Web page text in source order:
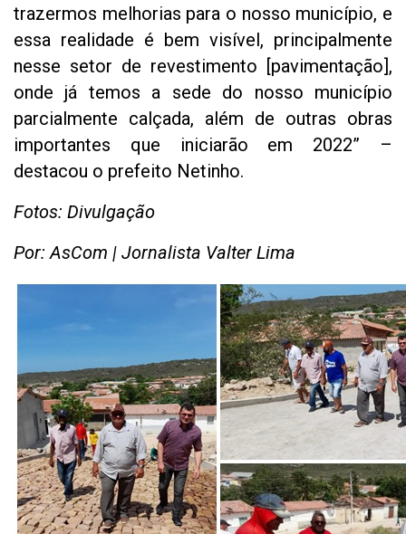
trazermos melhorias para o nosso município, e
essa realidade é bem visível, principalmente
nesse setor de revestimento [pavimentação],
onde já temos a sede do nosso município
parcialmente calçada, além de outras obras
importantes que iniciarão em 2022” –
destacou o prefeito Netinho.
Fotos: Divulgação
Por: AsCom | Jornalista Valter Lima